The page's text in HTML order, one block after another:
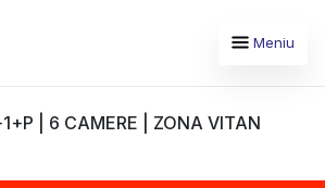
Meniu
| 6 CAMERE | ZONA VITAN